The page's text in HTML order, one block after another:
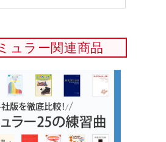
ュラー関連商品